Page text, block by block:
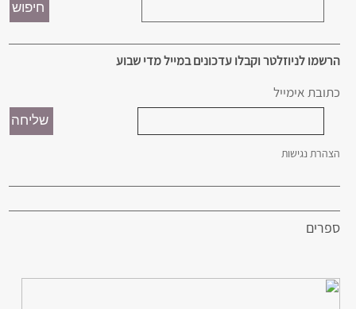
הרשמו לניוזלטר וקבלו עדכונים במייל מדי שבוע
כתובת אימייל
הצהרת נגישות
ספרים